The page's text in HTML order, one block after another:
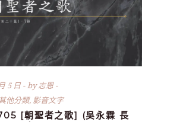
5 日 by志恩
他分類, 影音文字
[朝聖者之歌] (吳永霖 長